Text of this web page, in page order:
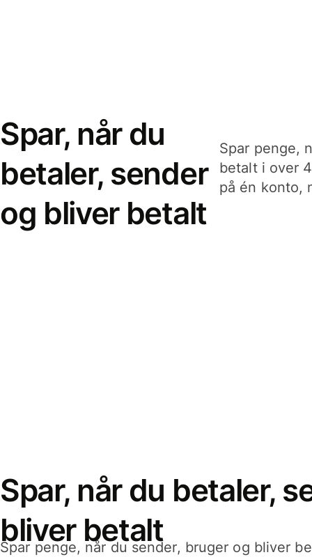
Spar, når du
betaler, sender
og bliver betalt
Spar penge,
betalt i over
på én konto,
Spar, når du betaler,
bliver betalt
Spar penge, når du sender, bruger og bliver